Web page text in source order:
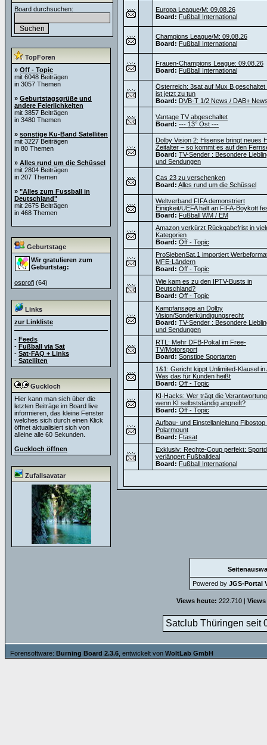
Board durchsuchen:
TopForen
» Off - Topic
mit 6048 Beiträgen
in 3057 Themen
» Geburtstagsgrüße und
andere Feierlichkeiten
mit 3857 Beiträgen
in 3480 Themen
» sonstige Ku-Band Satelliten
mit 3227 Beiträgen
in 80 Themen
» Alles rund um die Schüssel
mit 2804 Beiträgen
in 207 Themen
» "Alles zum Fussball in
Deutschland"
mit 2675 Beiträgen
in 468 Themen
Geburtstage
Wir gratulieren zum
Geburtstag:
osprofi (64)
Links
zur Linkliste
- Feeds
- Fußball via Sat
- Sat-FAQ + Links
- Satelliten
Guckloch
Hier kann man sich über die
letzten Beiträge im Board live
informieren, das kleine Fenster
welches sich durch einen Klick
öffnet aktualisiert sich von
alleine alle 60 Sekunden.
Guckloch öffnen
Zufallsavatar
Europa League/M: 09.08.26
Board: Fußball International
Champions League/M: 09.08.26
Board: Fußball International
Frauen-Champions League: 09.08.26
Board: Fußball International
Österreich: 3sat auf Mux B geschaltet
ist jetzt zu tun
Board: DVB-T 1/2 News / DAB+
Vantage TV abgeschaltet
Board: --- 13° Ost ---
Dolby Vision 2: Hisense bringt neues
Zeitalter – so kommt es auf den
Board: TV-Sender : Besondere
und Sendungen
Cas 23 zu verschenken
Board: Alles rund um die Schüssel
Weltverband FIFA demonstriert
Einigkeit/UEFA hält an FIFA-Boykott
Board: Fußball WM / EM
Amazon verkürzt Rückgabefrist in
Kategorien
Board: Off - Topic
ProSiebenSat.1 importiert
MFE-Ländern
Board: Off - Topic
Wie kam es zu den IPTV-Busts in
Deutschland?
Board: Off - Topic
Kampfansage an Dolby
Vision/Sonderkündigungsrecht
Board: TV-Sender : Besondere
und Sendungen
RTL: Mehr DFB-Pokal im Free-
TV/Motorsport
Board: Sonstige Sportarten
1&1: Gericht kippt Unlimited-Klausel in
Was das für Kunden heißt
Board: Off - Topic
KI-Hacks: Wer trägt die
wenn KI selbstständig angreift?
Board: Off - Topic
Aufbau- und Einstellanleitung Fibostop
Polarmount
Board: Ftasat
Exklusiv: Rechte-Coup perfekt:
verlängert Fußballdeal
Board: Fußball International
Powered by JGS-Portal
Views heute: 222.710 |
Satclub Thüringen seit
Forensoftware: Burning Board 2.3.6 , entwickelt von WoltLab GmbH